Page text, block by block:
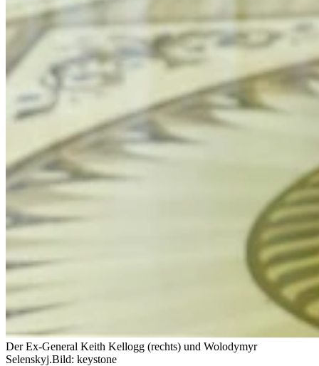
Der Ex-General Keith Kellogg (rechts) und Wolodymyr
Selenskyj.Bild: keystone